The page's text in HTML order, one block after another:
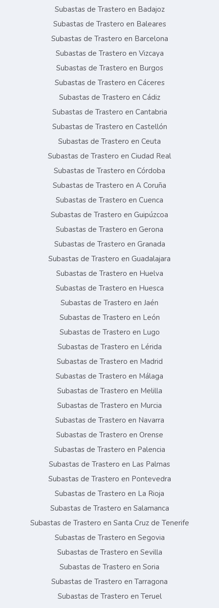
Subastas de Trastero en Badajoz
Subastas de Trastero en Baleares
Subastas de Trastero en Barcelona
Subastas de Trastero en Vizcaya
Subastas de Trastero en Burgos
Subastas de Trastero en Cáceres
Subastas de Trastero en Cádiz
Subastas de Trastero en Cantabria
Subastas de Trastero en Castellón
Subastas de Trastero en Ceuta
Subastas de Trastero en Ciudad Real
Subastas de Trastero en Córdoba
Subastas de Trastero en A Coruña
Subastas de Trastero en Cuenca
Subastas de Trastero en Guipúzcoa
Subastas de Trastero en Gerona
Subastas de Trastero en Granada
Subastas de Trastero en Guadalajara
Subastas de Trastero en Huelva
Subastas de Trastero en Huesca
Subastas de Trastero en Jaén
Subastas de Trastero en León
Subastas de Trastero en Lugo
Subastas de Trastero en Lérida
Subastas de Trastero en Madrid
Subastas de Trastero en Málaga
Subastas de Trastero en Melilla
Subastas de Trastero en Murcia
Subastas de Trastero en Navarra
Subastas de Trastero en Orense
Subastas de Trastero en Palencia
Subastas de Trastero en Las Palmas
Subastas de Trastero en Pontevedra
Subastas de Trastero en La Rioja
Subastas de Trastero en Salamanca
Subastas de Trastero en Santa Cruz de Tenerife
Subastas de Trastero en Segovia
Subastas de Trastero en Sevilla
Subastas de Trastero en Soria
Subastas de Trastero en Tarragona
Subastas de Trastero en Teruel